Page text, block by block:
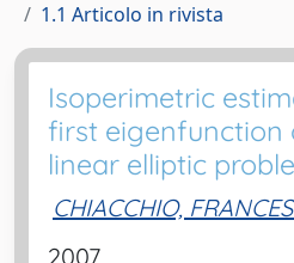
1.1 Articolo in rivista
Isoperimetric
first eigenfunction
linear elliptic
CHIACCHIO,
2007